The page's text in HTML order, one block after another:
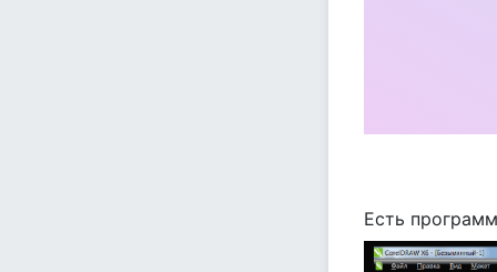
Есть